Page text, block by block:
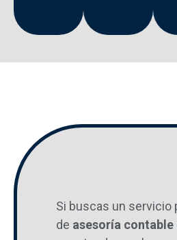
asesor
contable
Si buscas un servicio
de asesoría contable